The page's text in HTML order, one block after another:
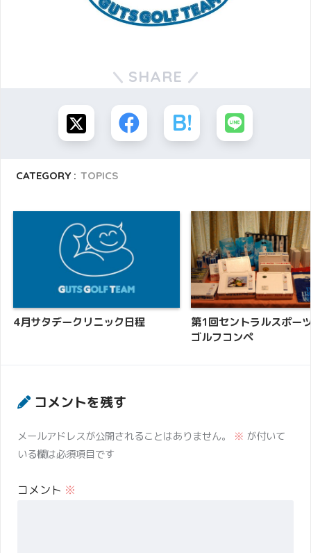
SHARE
CATEGORY : TOPICS
4月サタデークリニック日程
第1回セントラルスポー
ゴルフコンペ
コメントを残す
メールアドレスが公開されることはありません。 ※ が付いて
いる欄は必須項目です
コメント ※